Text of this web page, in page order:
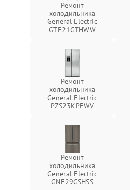
Ремонт
холодильника
General Electric
GTE21GTHWW
Ремонт
холодильника
General Electric
PZS23KPEWV
Ремонт
холодильника
General Electric
GNE29GSHSS